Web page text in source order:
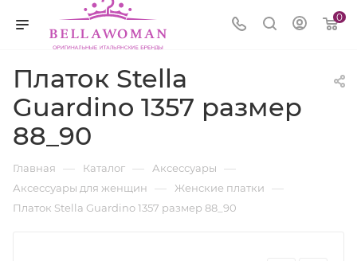
0
Платок Stella
Guardino 1357 размер
88_90
Главная — Каталог — Аксессуары —
Аксессуары для женщин — Женские платки —
Платок Stella Guardino 1357 размер 88_90